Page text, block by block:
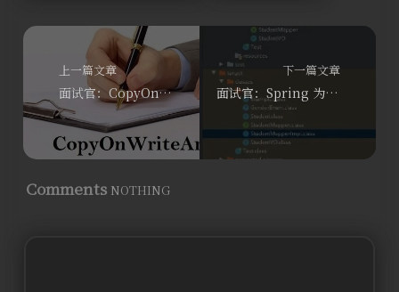
上一篇文章
面试官：CopyOnWriteArrayList是如何确保线程安全的？为什么它不适合处理大量写操作的场景？
下一篇文章
面试官：Spring 为什么不支持 static 字段的注入？
Comments NOTHING